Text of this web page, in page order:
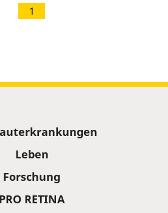
1
Leben
Forschung
PRO RETINA